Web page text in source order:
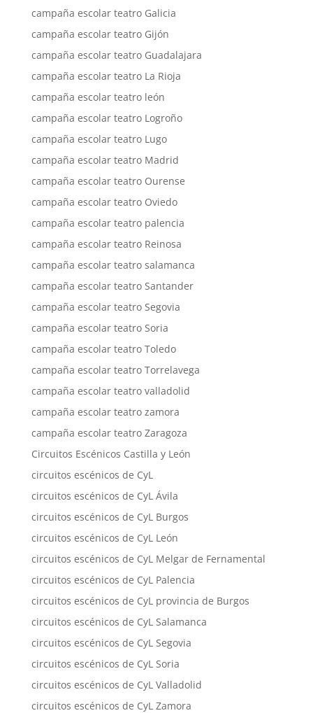
campaña escolar teatro Galicia
campaña escolar teatro Gijón
campaña escolar teatro Guadalajara
campaña escolar teatro La Rioja
campaña escolar teatro león
campaña escolar teatro Logroño
campaña escolar teatro Lugo
campaña escolar teatro Madrid
campaña escolar teatro Ourense
campaña escolar teatro Oviedo
campaña escolar teatro palencia
campaña escolar teatro Reinosa
campaña escolar teatro salamanca
campaña escolar teatro Santander
campaña escolar teatro Segovia
campaña escolar teatro Soria
campaña escolar teatro Toledo
campaña escolar teatro Torrelavega
campaña escolar teatro valladolid
campaña escolar teatro zamora
campaña escolar teatro Zaragoza
Circuitos Escénicos Castilla y León
circuitos escénicos de CyL
circuitos escénicos de CyL Ávila
circuitos escénicos de CyL Burgos
circuitos escénicos de CyL León
circuitos escénicos de CyL Melgar de Fernamental
circuitos escénicos de CyL Palencia
circuitos escénicos de CyL provincia de Burgos
circuitos escénicos de CyL Salamanca
circuitos escénicos de CyL Segovia
circuitos escénicos de CyL Soria
circuitos escénicos de CyL Valladolid
circuitos escénicos de CyL Zamora